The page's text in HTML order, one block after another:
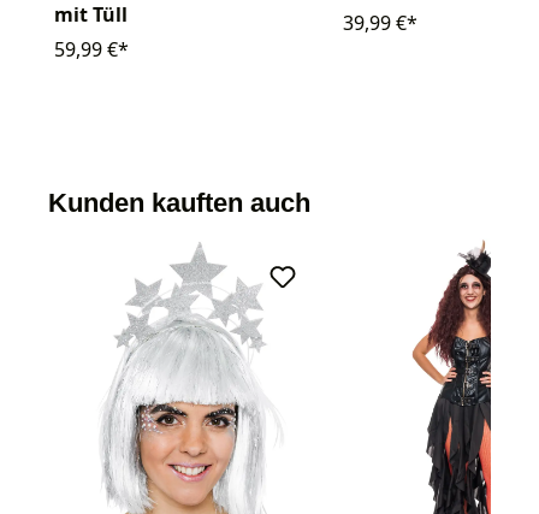
mit Tüll
59,99 €*
39,99 €*
Kunden kauften auch